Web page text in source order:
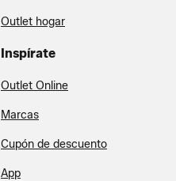
Outlet hogar
Inspírate
Outlet Online
Marcas
Cupón de descuento
App